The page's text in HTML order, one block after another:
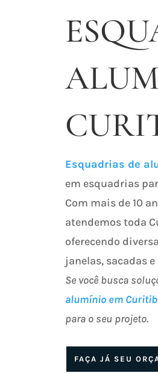
Esquadrias de
em esquadrias
Com mais de 10
atendemos toda
oferecendo
janelas, sacadas
Se você busca
alumínio em
para o seu projeto.
FAÇA JÁ SEU